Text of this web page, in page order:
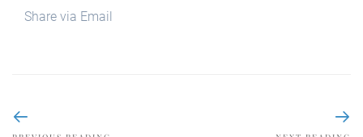
Share via Email